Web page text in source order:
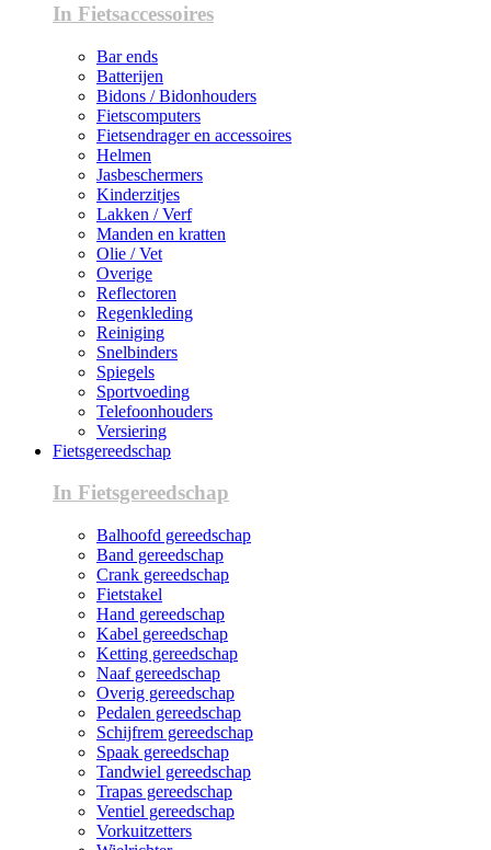
In Fietsaccessoires
Bar ends
Batterijen
Bidons / Bidonhouders
Fietscomputers
Fietsendrager en accessoires
Helmen
Jasbeschermers
Kinderzitjes
Lakken / Verf
Manden en kratten
Olie / Vet
Overige
Reflectoren
Regenkleding
Reiniging
Snelbinders
Spiegels
Sportvoeding
Telefoonhouders
Versiering
Fietsgereedschap
In Fietsgereedschap
Balhoofd gereedschap
Band gereedschap
Crank gereedschap
Fietstakel
Hand gereedschap
Kabel gereedschap
Ketting gereedschap
Naaf gereedschap
Overig gereedschap
Pedalen gereedschap
Schijfrem gereedschap
Spaak gereedschap
Tandwiel gereedschap
Trapas gereedschap
Ventiel gereedschap
Vorkuitzetters